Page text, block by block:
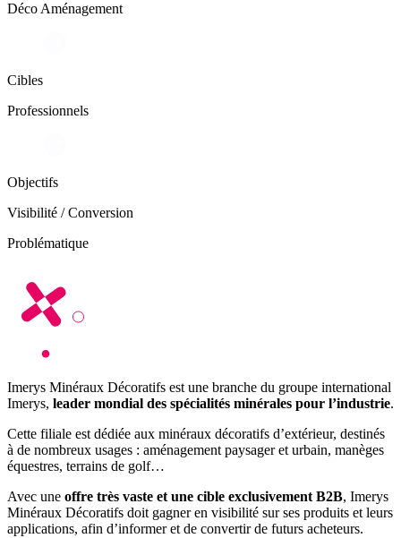
Déco Aménagement
Cibles
Professionnels
Objectifs
Visibilité / Conversion
Problématique
Imerys Minéraux Décoratifs est une branche du groupe international
Imerys, leader mondial des spécialités minérales pour l’industrie.
Cette filiale est dédiée aux minéraux décoratifs d’extérieur, destinés
à de nombreux usages : aménagement paysager et urbain, manèges
équestres, terrains de golf…
Avec une offre très vaste et une cible exclusivement B2B, Imerys
Minéraux Décoratifs doit gagner en visibilité sur ses produits et leurs
applications, afin d’informer et de convertir de futurs acheteurs.